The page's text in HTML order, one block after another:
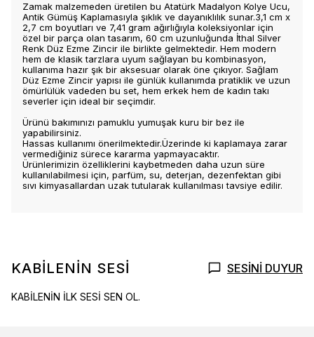
Zamak malzemeden üretilen bu Atatürk Madalyon Kolye Ucu,
Antik Gümüş Kaplamasıyla şıklık ve dayanıklılık sunar.3,1 cm x
2,7 cm boyutları ve 7,41 gram ağırlığıyla koleksiyonlar için
özel bir parça olan tasarım, 60 cm uzunluğunda İthal Silver
Renk Düz Ezme Zincir ile birlikte gelmektedir. Hem modern
hem de klasik tarzlara uyum sağlayan bu kombinasyon,
kullanıma hazır şık bir aksesuar olarak öne çıkıyor. Sağlam
Düz Ezme Zincir yapısı ile günlük kullanımda pratiklik ve uzun
ömürlülük vadeden bu set, hem erkek hem de kadın takı
severler için ideal bir seçimdir.
Ürünü bakımınızı pamuklu yumuşak kuru bir bez ile
yapabilirsiniz.
Hassas kullanımı önerilmektedir.Üzerinde ki kaplamaya zarar
vermediğiniz sürece kararma yapmayacaktır.
Ürünlerimizin özelliklerini kaybetmeden daha uzun süre
kullanılabilmesi için, parfüm, su, deterjan, dezenfektan gibi
sıvı kimyasallardan uzak tutularak kullanılması tavsiye edilir.
KABİLENİN SESİ SESİNİ DUYUR
KABİLENİN İLK SESİ SEN OL.